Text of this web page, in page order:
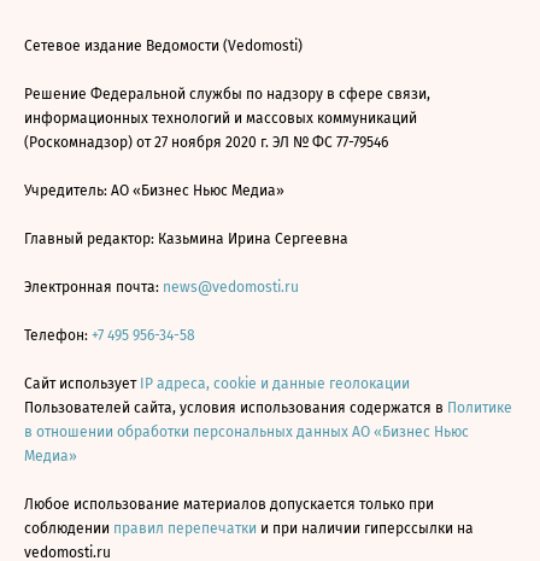
Сетевое издание Ведомости (Vedomosti)
Решение Федеральной службы по надзору в сфере связи,
информационных технологий и массовых коммуникаций
(Роскомнадзор) от 27 ноября 2020 г. ЭЛ № ФС 77-79546
Учредитель: АО «Бизнес Ньюс Медиа»
Главный редактор: Казьмина Ирина Сергеевна
Электронная почта: news@vedomosti.ru
Телефон: +7 495 956-34-58
Сайт использует IP адреса, cookie и данные геолокации
Пользователей сайта, условия использования содержатся в Политике
в отношении обработки персональных данных АО «Бизнес Ньюс
Медиа»
Любое использование материалов допускается только при
соблюдении правил перепечатки и при наличии гиперссылки на
vedomosti.ru